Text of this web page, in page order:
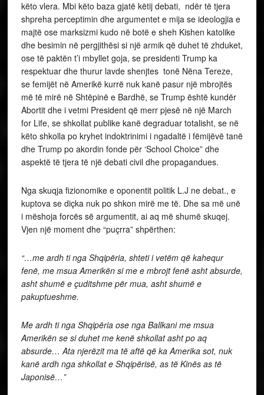
këto vlera. Mbi këto baza gjatë këtij debati, ndër të tjera
shpreha perceptimin dhe argumentet e mija se ideologjia e
majtë ose marksizmi kudo në botë e sheh Kishen katolike
dhe besimin në pergjithësi si një armik që duhet të zhduket,
ose të paktën t’i mbyllet goja, se presidenti Trump ka
respektuar dhe thurur lavde shenjtes tonë Nëna Tereze,
se femijët në Amerikë kurrë nuk kanë pasur një mbrojtës
më të mirë në Shtëpinë e Bardhë, se Trump është kundër
Abortit dhe i vetmi President që merr pjesë në një March
for Life, se shkollat publike kanë degraduar totalisht, se në
këto shkolla po kryhet indoktrinimi i ngadaltë i fëmijëvë tanë
dhe Trump po akordin fonde për ‘School Choice” dhe
aspektë të tjera të një debati civil dhe propagandues.
Nga skuqja fizionomike e oponentit politik L.J ne debat., e
kuptova se diçka nuk po shkon mirë me të. Dhe sa më unë
i mëshoja forcës së argumentit, ai aq më shumë skuqej.
Vjen një moment dhe “puçrra” shpërthen:
“…me ardh ti nga Shqipëria, shteti i vetëm që kahequr
fenë, me msua Amerikën si me e mbrojt fenë asht absurde,
asht shumë e çuditshme për mua, asht shumë e
pakuptueshme.
Me ardh ti nga Shqipëria ose nga Ballkani me msua
Amerikën se si duhet me kenë shkollat asht po aq
absurde… Ata njerëzit ma të aftë që ka Amerika sot, nuk
kanë ardh nga shkollat e Shqipërisë, as të Kinës as të
Japonisë…”